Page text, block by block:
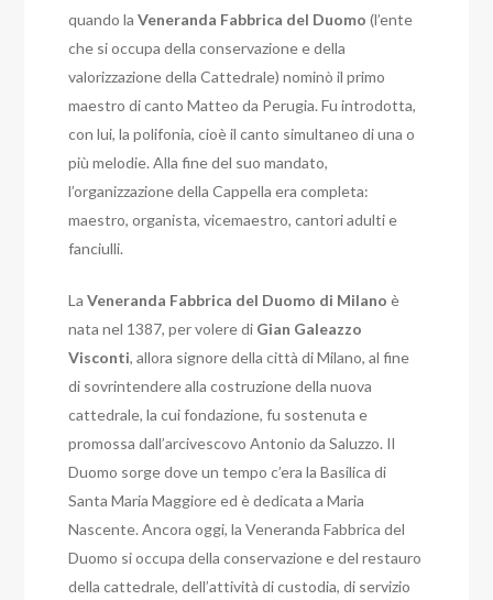
quando laVeneranda Fabbrica del Duomo(l’ente
che si occupa della conservazione e della
valorizzazione della Cattedrale) nominò il primo
maestro di canto Matteo da Perugia. Fu introdotta,
con lui, la polifonia, cioè il canto simultaneo di una o
più melodie. Alla fine del suo mandato,
l’organizzazione della Cappella era completa:
maestro, organista, vicemaestro, cantori adulti e
fanciulli.
LaVeneranda Fabbrica del Duomo di Milano è
nata nel 1387, per volere di Gian Galeazzo
Visconti, allora signore della città di Milano, al fine
di sovrintendere alla costruzione della nuova
cattedrale, la cui fondazione, fu sostenuta e
promossa dall’arcivescovo Antonio da Saluzzo. Il
Duomo sorge dove un tempo c’era la Basilica di
Santa Maria Maggiore ed è dedicata a Maria
Nascente.Ancora oggi, la Veneranda Fabbrica del
Duomo si occupa della conservazione e del restauro
della cattedrale, dell’attività di custodia, di servizio